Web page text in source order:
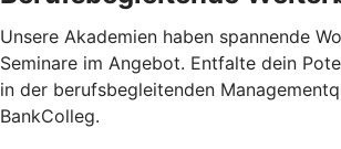
Unsere Akademien haben spannende
Seminare im Angebot. Entfalte dein
in der berufsbegleitenden
BankColleg.